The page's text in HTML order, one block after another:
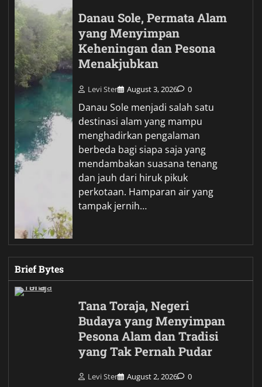
Danau Sole, Permata Alam
yang Menyimpan
Keheningan dan Pesona
Menakjubkan
Levi Ster August 3, 2026 0
Danau Sole menjadi salah satu
destinasi alam yang mampu
menghadirkan pengalaman
berbeda bagi siapa saja yang
mendambakan suasana tenang
dan jauh dari hiruk pikuk
perkotaan. Hamparan air yang
tampak jernih…
Brief Bytes
Tana Toraja, Negeri
Budaya yang Menyimpan
Pesona Alam dan Tradisi
yang Tak Pernah Pudar
Levi Ster August 2, 2026 0